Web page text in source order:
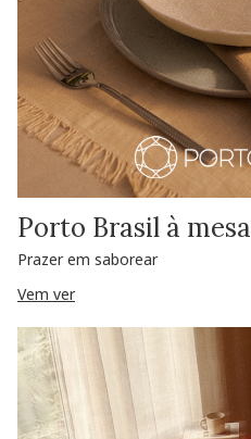
Porto Brasil à mesa
Prazer em saborear
Vem ver